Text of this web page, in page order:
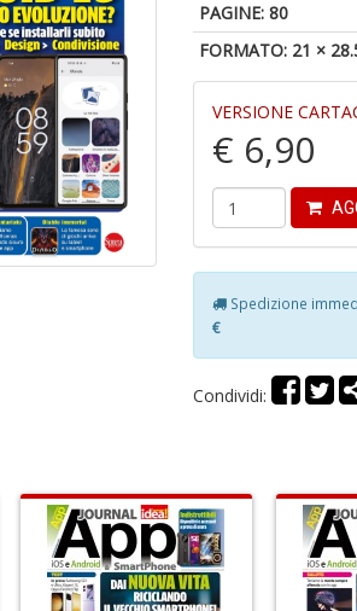
PAGINE: 80
FORMATO: 21 ×
VERSIONE
€ 6,90
Spedizione
€
Condividi: